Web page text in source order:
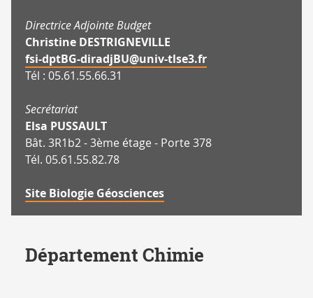
Directrice Adjointe Budget
Christine DESTRIGNEVILLE
fsi-dptBG-diradjBU@univ-tlse3.fr
Tél : 05.61.55.66.31
Secrétariat
Elsa PUSSAULT
Bât. 3R1b2 - 3ème étage - Porte 378
Tél. 05.61.55.82.78
Site Biologie Géosciences
Département Chimie